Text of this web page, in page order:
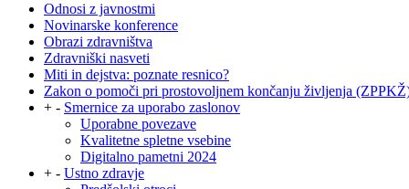
Odnosi z javnostmi
Novinarske konference
Obrazi zdravništva
Zdravniški nasveti
Miti in dejstva: poznate resnico?
Zakon o pomoči pri prostovoljnem končanju življenja
+ - Smernice za uporabo zaslonov
Uporabne povezave
Kvalitetne spletne vsebine
Digitalno pametni 2024
+ - Ustno zdravje